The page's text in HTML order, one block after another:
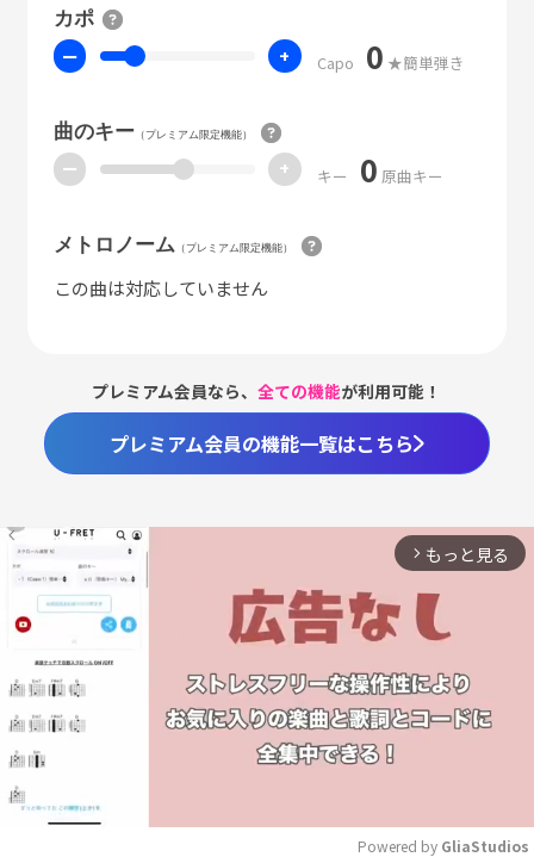
カポ
ー + Capo 0 ★簡単弾き
曲のキー（プレミアム限定機能）
ー + キー 0 原曲キー
メトロノーム （プレミアム限定機能）
この曲は対応していません
プレミアム会員なら、全ての機能が利用可能！
プレミアム会員の機能一覧はこちら
arrow_forward_ios もっと見る
Powered by GliaStudios